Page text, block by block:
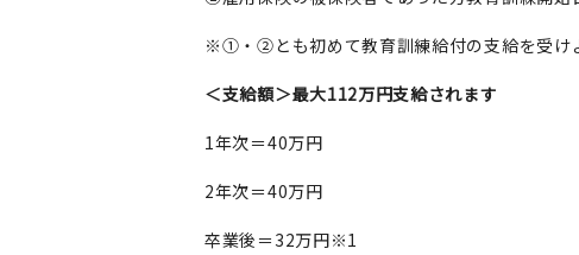
※①・②とも初めて教育訓練給付の支給を受け
＜支給額＞最大112万円支給されます
1年次＝40万円
2年次＝40万円
卒業後＝32万円※1